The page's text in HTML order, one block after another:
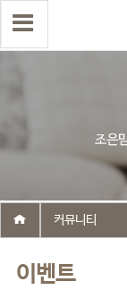
이벤트
커뮤니티